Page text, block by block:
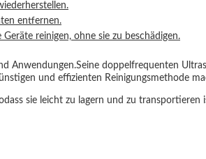
entfernen.
reinigen, ohne sie zu beschädigen.
Anwendungen.Seine doppelfrequenten
und effizienten Reinigungsmethode
sie leicht zu lagern und zu transportieren